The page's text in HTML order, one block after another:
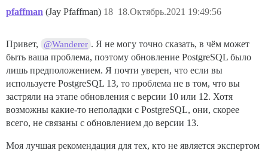
pfaffman (Jay Pfaffman) 18.Октябрь.2021 19:49:56
18
Привет, @Wanderer . Я не могу точно сказать, в чём может
быть ваша проблема, поэтому обновление PostgreSQL было
лишь предположением. Я почти уверен, что если вы
используете PostgreSQL 13, то проблема не в том, что вы
застряли на этапе обновления с версии 10 или 12. Хотя
возможны какие-то неполадки с PostgreSQL, они, скорее
всего, не связаны с обновлением до версии 13.
Моя лучшая рекомендация для тех, кто не является экспертом